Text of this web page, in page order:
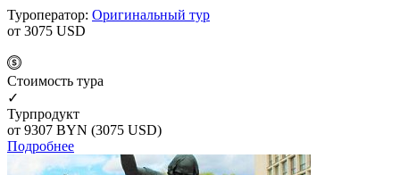
Туроператор: Оригинальный тур
от 3075 USD
Cтоимость тура
✓
Турпродукт
от 9307 BYN (3075 USD)
Подробнее